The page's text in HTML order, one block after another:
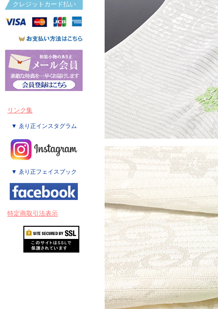
クレジットカード払い
リンク集
▼ ゑり正インスタグラム
▼ ゑり正フェイスブック
特定商取引法表示